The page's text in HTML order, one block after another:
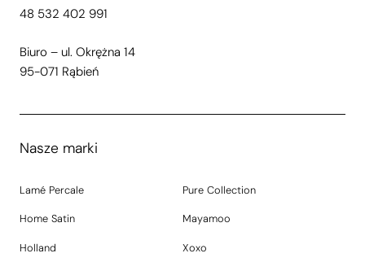
48 532 402 991
Biuro – ul. Okrężna 14
95-071 Rąbień
Nasze marki
Lamé Percale Pure Collection
Home Satin Mayamoo
Holland Xoxo